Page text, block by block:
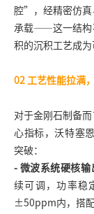
腔”，经精密仿真
承载——这一结构
积的沉积工艺成
02 工艺性能拉满
对于金刚石制备
心指标，沃特塞
突破：
- 微波系统硬核输
续可调，功率稳
±50ppm内，搭